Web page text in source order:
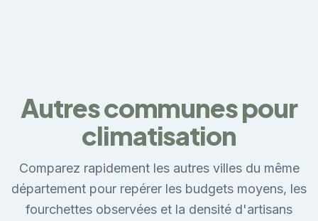
Autres communes pour
climatisation
Comparez rapidement les autres villes du même
département pour repérer les budgets moyens, les
fourchettes observées et la densité d'artisans